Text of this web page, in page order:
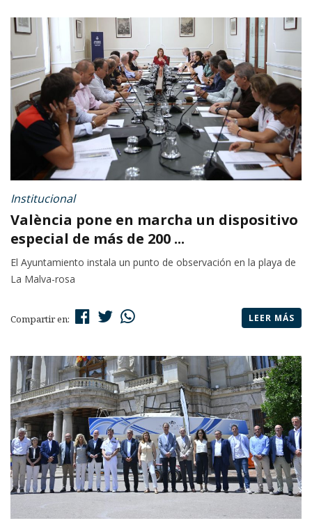
Institucional
València pone en marcha un dispositivo
especial de más de 200 ...
El Ayuntamiento instala un punto de observación en la playa de
La Malva-rosa
Compartir en: LEER MÁS